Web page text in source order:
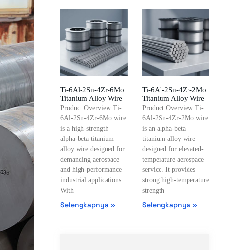
Ti-6Al-2Sn-4Zr-6Mo
Titanium Alloy Wire
Product Overview Ti-
6Al-2Sn-4Zr-6Mo wire
is a high-strength
alpha-beta titanium
alloy wire designed for
demanding aerospace
and high-performance
industrial applications.
With
Selengkapnya »
Ti-6Al-2Sn-4Zr-2Mo
Titanium Alloy Wire
Product Overview Ti-
6Al-2Sn-4Zr-2Mo wire
is an alpha-beta
titanium alloy wire
designed for elevated-
temperature aerospace
service. It provides
strong high-temperature
strength
Selengkapnya »